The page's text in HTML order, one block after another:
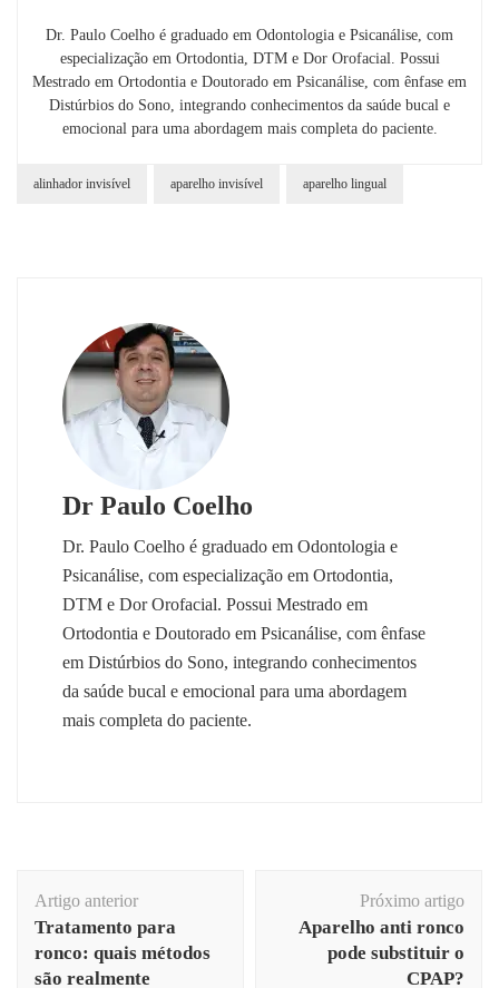
Dr. Paulo Coelho é graduado em Odontologia e Psicanálise, com
especialização em Ortodontia, DTM e Dor Orofacial. Possui
Mestrado em Ortodontia e Doutorado em Psicanálise, com ênfase em
Distúrbios do Sono, integrando conhecimentos da saúde bucal e
emocional para uma abordagem mais completa do paciente.
alinhador invisível aparelho invisível aparelho lingual
Dr Paulo Coelho
Dr. Paulo Coelho é graduado em Odontologia e
Psicanálise, com especialização em Ortodontia,
DTM e Dor Orofacial. Possui Mestrado em
Ortodontia e Doutorado em Psicanálise, com ênfase
em Distúrbios do Sono, integrando conhecimentos
da saúde bucal e emocional para uma abordagem
mais completa do paciente.
de
post
Artigo anterior
Tratamento para
ronco: quais métodos
são realmente
Próximo artigo
Aparelho anti ronco
pode substituir o
CPAP?